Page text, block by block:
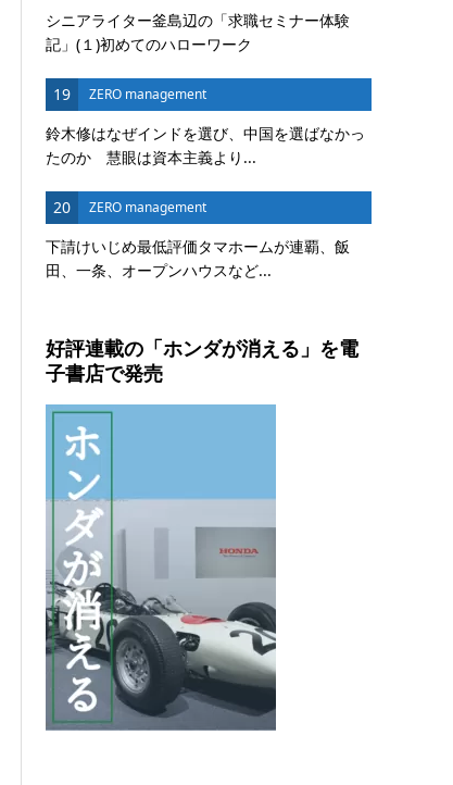
シニアライター釜島辺の「求職セミナー体験
記」(１)初めてのハローワーク
19 ZERO management
鈴木修はなぜインドを選び、中国を選ばなかっ
たのか 慧眼は資本主義より...
20 ZERO management
下請けいじめ最低評価タマホームが連覇、飯
田、一条、オープンハウスなど...
好評連載の「ホンダが消える」を電
子書店で発売